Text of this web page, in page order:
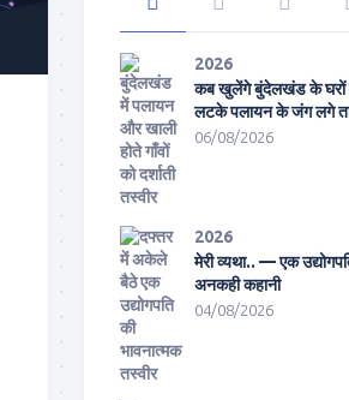
2026
कब खुलेंगे बुंदेलखंड के घरों
लटके पलायन के जंग लगे
06/08/2026
2026
मेरी व्यथा.. — एक
अनकही कहानी
04/08/2026